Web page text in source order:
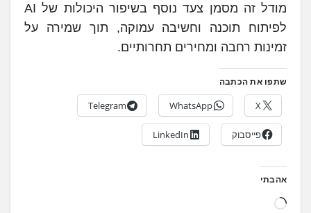
מודל זה מסמן צעד נוסף בשיפור היכולות של AI
לפיתוח תוכנה וחשיבה עמוקה, תוך שמירה על
זמינות רחבה ומחירים תחרותיים.
שתפו את הכתבה
X
WhatsApp
Telegram
פייסבוק LinkedIn
אהבתי
ט